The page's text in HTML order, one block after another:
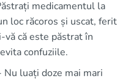
medicamentul la
loc răcoros și uscat, ferit
că este păstrat în
confuziile.
Nu luați doze mai mari